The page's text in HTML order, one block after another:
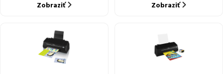
Zobraziť Zobraziť